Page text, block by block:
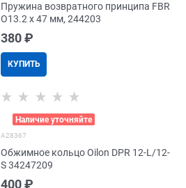
Пружина возвратного принципа FBR
O13.2 x 47 мм, 244203
380 ₽
КУПИТЬ
Наличие уточняйте
A28367
Обжимное кольцо Oilon DPR 12-L/12-
S 34247209
400 ₽